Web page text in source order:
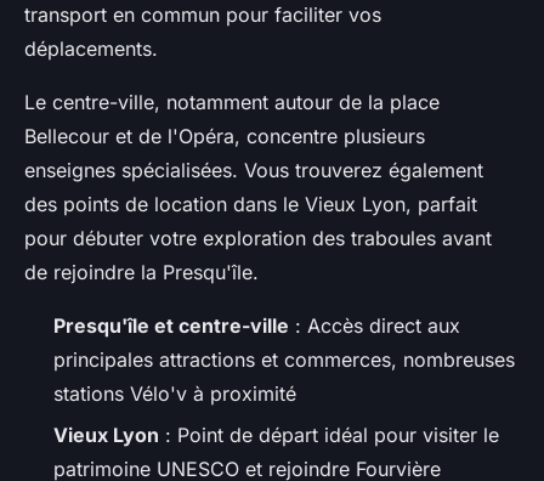
transport en commun pour faciliter vos
déplacements.
Le centre-ville, notamment autour de la place
Bellecour et de l'Opéra, concentre plusieurs
enseignes spécialisées. Vous trouverez également
des points de location dans le Vieux Lyon, parfait
pour débuter votre exploration des traboules avant
de rejoindre la Presqu'île.
Presqu'île et centre-ville : Accès direct aux
principales attractions et commerces, nombreuses
stations Vélo'v à proximité
Vieux Lyon : Point de départ idéal pour visiter le
patrimoine UNESCO et rejoindre Fourvière